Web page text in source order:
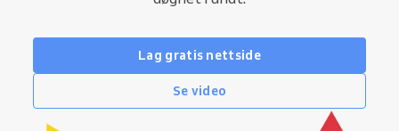
Lag gratis nettside
Se video